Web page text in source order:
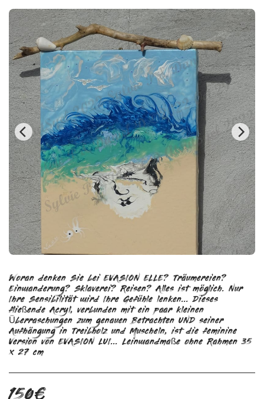
Woran denken Sie bei EVASION ELLE? Träumereien?
Einwanderung? Sklaverei? Reisen? Alles ist möglich. Nur
Ihre Sensibilität wird Ihre Gefühle lenken... Dieses
fließende Acryl, verbunden mit ein paar kleinen
Überraschungen zum genauen Betrachten UND seiner
Aufhängung in Treibholz und Muscheln, ist die feminine
Version von EVASION LUI... Leinwandmaße ohne Rahmen 35
x 27 cm
150€